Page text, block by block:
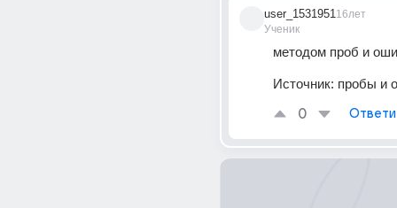
user_1531951
Ученик
16лет
методом проб и
Источник: пробы и
0